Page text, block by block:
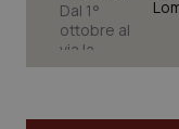
funzionare
Nome